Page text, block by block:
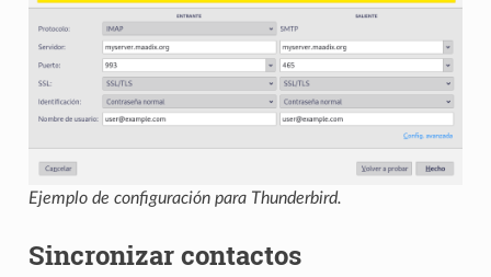
Ejemplo de configuración para Thunderbird.
Sincronizar contactos